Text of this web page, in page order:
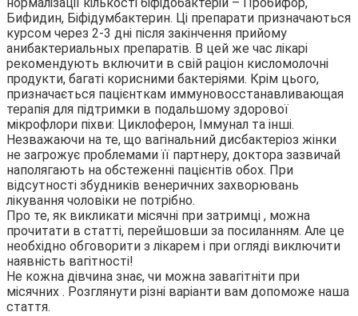
Бифидин, Біфідумбактерин. Ці препарати призначаються
курсом через 2-3 дні після закінчення прийому
анибактериальных препаратів. В цей же час лікарі
рекомендують включити в свій раціон кисломолочні
продукти, багаті корисними бактеріями. Крім цього,
призначається пацієнткам иммуновосстанавливающая
терапія для підтримки в подальшому здорової
мікрофлори піхви: Циклоферон, Іммунал та інші.
Незважаючи на те, що вагінальний дисбактеріоз жінки
не загрожує проблемами її партнеру, доктора зазвичай
наполягають на обстеженні пацієнтів обох. При
відсутності збудників венеричних захворювань
лікування чоловіки не потрібно.
Про те, як викликати місячні при затримці , можна
прочитати в статті, перейшовши за посиланням. Але це
необхідно обговорити з лікарем і при огляді виключити
наявність вагітності!
Не кожна дівчина знає, чи можна завагітніти при
місячних . Розглянути різні варіанти вам допоможе наша
стаття.